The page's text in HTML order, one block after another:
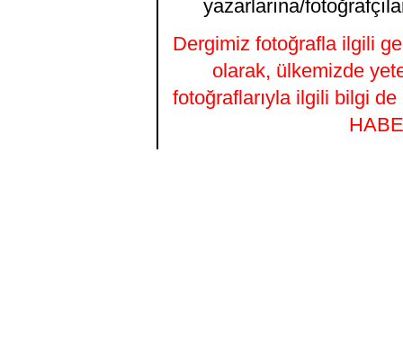
yazarlarına/
Dergimiz fotoğrafla ilgili
olarak, ülkemizde
fotoğraflarıyla ilgili bilgi